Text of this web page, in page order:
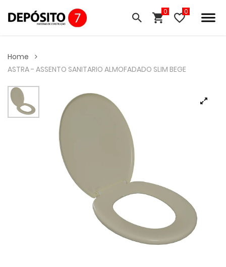
0
Home
ASTRA - ASSENTO SANITARIO ALMOFADADO SLIM BEGE